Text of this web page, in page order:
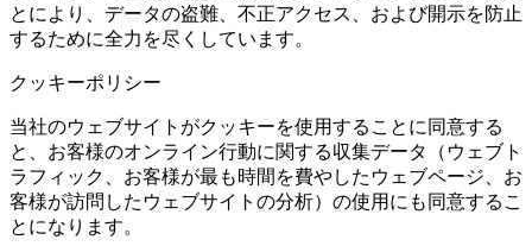
とにより、データの盗難、不正アクセス、および開示を防止
するために全力を尽くしています。
クッキーポリシー
当社のウェブサイトがクッキーを使用することに同意する
と、お客様のオンライン行動に関する収集データ（ウェブト
ラフィック、お客様が最も時間を費やしたウェブページ、お
客様が訪問したウェブサイトの分析）の使用にも同意するこ
とになります。